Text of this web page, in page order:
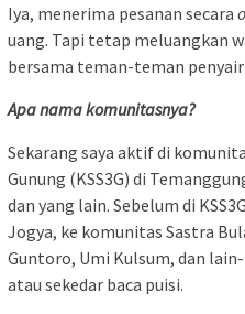
Iya, menerima pesanan secara
uang. Tapi tetap meluangkan
bersama teman-teman
Apa nama komunitasnya?
Sekarang saya aktif di
Gunung (KSS3G) di
dan yang lain. Sebelum di
Jogya, ke komunitas Sastra
Guntoro, Umi Kulsum, dan
atau sekedar baca puisi.